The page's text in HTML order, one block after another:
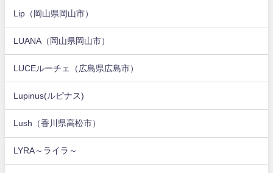
Lip（岡山県岡山市）
LUANA（岡山県岡山市）
LUCEルーチェ（広島県広島市）
Lupinus(ルピナス)
Lush（香川県高松市）
LYRA～ライラ～